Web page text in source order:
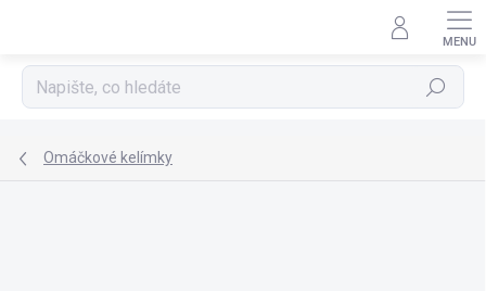
Hledat
Omáčkové kelímky